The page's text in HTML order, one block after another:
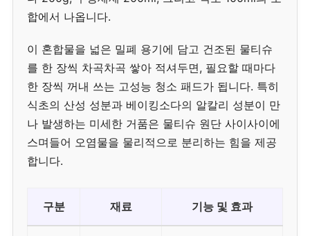
합에서 나옵니다.
이 혼합물을 넓은 밀폐 용기에 담고 건조된 물티슈
를 한 장씩 차곡차곡 쌓아 적셔두면, 필요할 때마다
한 장씩 꺼내 쓰는 고성능 청소 패드가 됩니다. 특히
식초의 산성 성분과 베이킹소다의 알칼리 성분이 만
나 발생하는 미세한 거품은 물티슈 원단 사이사이에
스며들어 오염물을 물리적으로 분리하는 힘을 제공
합니다.
구분 재료 기능 및 효과